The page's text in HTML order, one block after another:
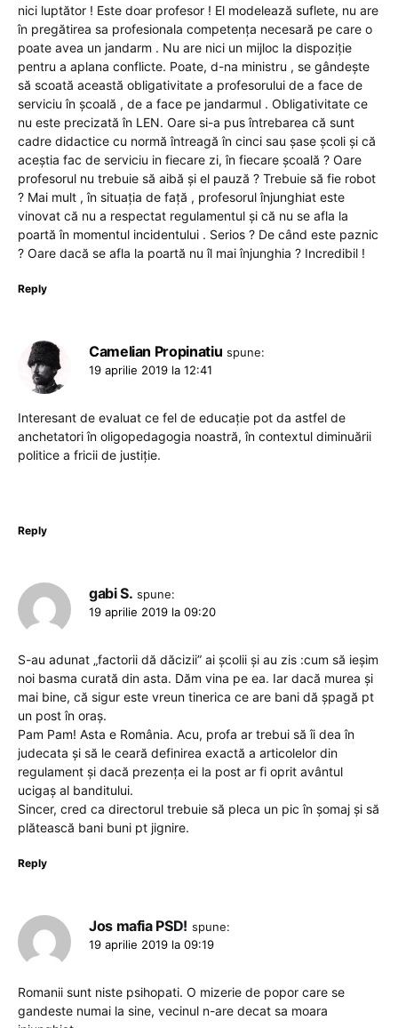
nici luptător ! Este doar profesor ! El modelează suflete, nu are
în pregătirea sa profesionala competența necesară pe care o
poate avea un jandarm . Nu are nici un mijloc la dispoziție
pentru a aplana conflicte. Poate, d-na ministru , se gândește
să scoată această obligativitate a profesorului de a face de
serviciu în școală , de a face pe jandarmul . Obligativitate ce
nu este precizată în LEN. Oare si-a pus întrebarea că sunt
cadre didactice cu normă întreagă în cinci sau șase școli și că
aceștia fac de serviciu in fiecare zi, în fiecare școală ? Oare
profesorul nu trebuie să aibă și el pauză ? Trebuie să fie robot
? Mai mult , în situația de față , profesorul înjunghiat este
vinovat că nu a respectat regulamentul și că nu se afla la
poartă în momentul incidentului . Serios ? De când este paznic
? Oare dacă se afla la poartă nu îl mai înjunghia ? Incredibil !
Reply
Camelian Propinatiu spune:
19 aprilie 2019 la 12:41
Interesant de evaluat ce fel de educaţie pot da astfel de
anchetatori în oligopedagogia noastră, în contextul diminuării
politice a fricii de justiţie.
Reply
gabi S. spune:
19 aprilie 2019 la 09:20
S-au adunat „factorii dă dăcizii” ai școlii și au zis :cum să ieșim
noi basma curată din asta. Dăm vina pe ea. Iar dacă murea și
mai bine, că sigur este vreun tinerica ce are bani dă șpagă pt
un post în oraș.
Pam Pam! Asta e România. Acu, profa ar trebui să îi dea în
judecata și să le ceară definirea exactă a articolelor din
regulament și dacă prezența ei la post ar fi oprit avântul
ucigaș al banditului.
Sincer, cred ca directorul trebuie să pleca un pic în șomaj și să
plătească bani buni pt jignire.
Reply
Jos mafia PSD! spune:
19 aprilie 2019 la 09:19
Romanii sunt niste psihopati. O mizerie de popor care se
gandeste numai la sine, vecinul n-are decat sa moara